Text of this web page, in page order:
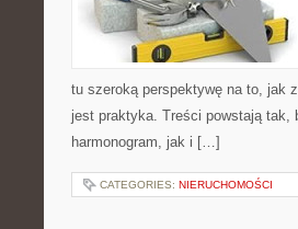
tu szeroką perspektywę na to, jak
jest praktyka. Treści powstają tak,
harmonogram, jak i […]
CATEGORIES: NIERUCHOMOŚCI